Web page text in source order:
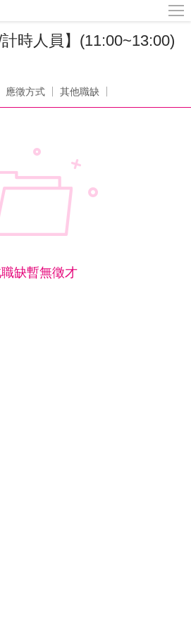
時人員】(11:00~13:00)
應徵方式 其他職缺
缺暫無徵才